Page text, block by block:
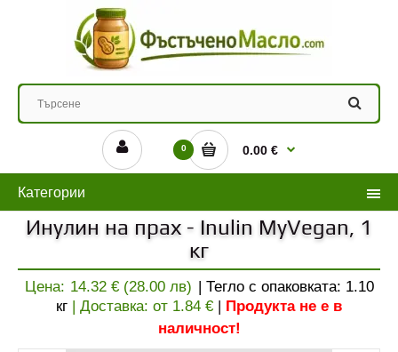
0 0.00 €
Категории
Инулин на прах - Inulin MyVegan, 1
кг
Цена: 14.32 € (28.00 лв) | Тегло с опаковката: 1.10
кг | Доставка: от 1.84 € | Продукта не е в
наличност!